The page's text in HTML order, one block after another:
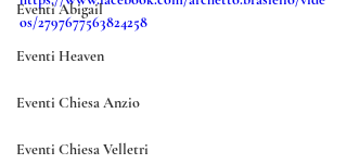
Eventi Abigail
Eventi Heaven
Eventi Chiesa Anzio
Eventi Chiesa Velletri
os/2797677563824258